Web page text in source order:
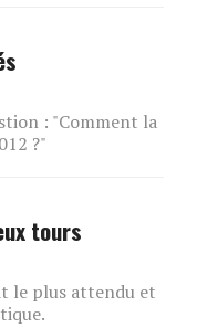
: "Comment la
?"
tours
le plus attendu et